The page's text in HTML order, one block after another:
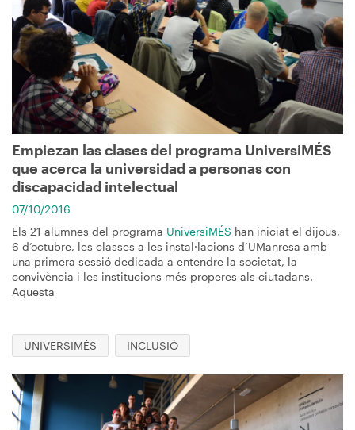
Empiezan las clases del programa UniversiMÉS
que acerca la universidad a personas con
discapacidad intelectual
07/10/2016
Els 21 alumnes del programa UniversiMÉS han iniciat el dijous,
6 d’octubre, les classes a les instal·lacions d’UManresa amb
una primera sessió dedicada a entendre la societat, la
convivència i les institucions més properes als ciutadans.
Aquesta
UNIVERSIMÉS INCLUSIÓ
Imagen